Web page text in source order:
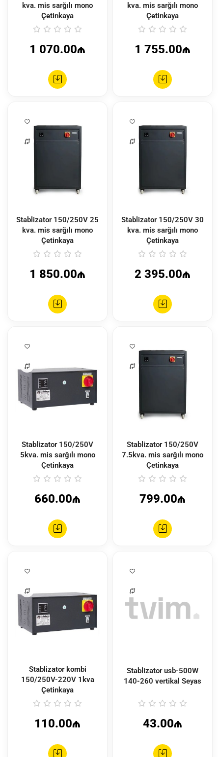
kva. mis sarğılı mono
Çetinkaya
1 070.00₼
kva. mis sarğılı mono
Çetinkaya
1 755.00₼
Stablizator 150/250V 25
kva. mis sarğılı mono
Çetinkaya
1 850.00₼
Stablizator 150/250V 30
kva. mis sarğılı mono
Çetinkaya
2 395.00₼
Stablizator 150/250V
5kva. mis sarğılı mono
Çetinkaya
660.00₼
Stablizator 150/250V
7.5kva. mis sarğılı mono
Çetinkaya
799.00₼
Stablizator kombi
150/250V-220V 1kva
Çetinkaya
110.00₼
Stablizator usb-500W
140-260 vertikal Seyas
43.00₼